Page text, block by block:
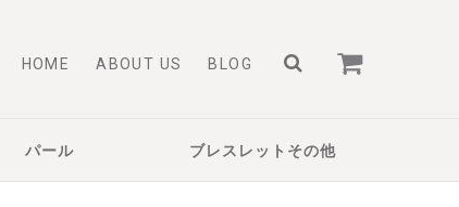
HOME ABOUT US BLOG
パール ブレスレットその他